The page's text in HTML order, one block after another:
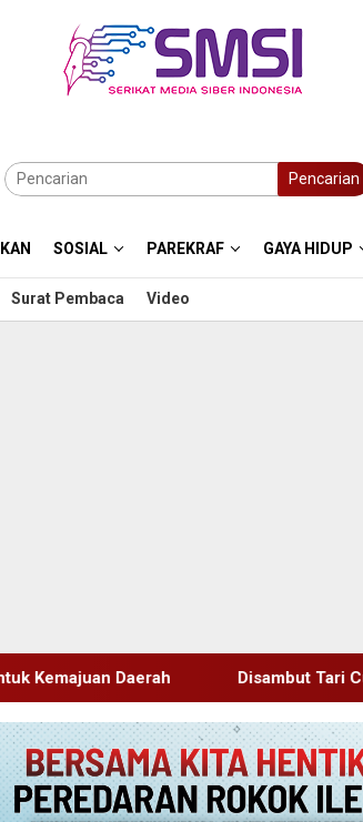
Pencarian
SOSIAL PAREKRAF GAYA HIDUP
Surat Pembaca Video
Disambut Tari Cucuk Lampah, Delegasi